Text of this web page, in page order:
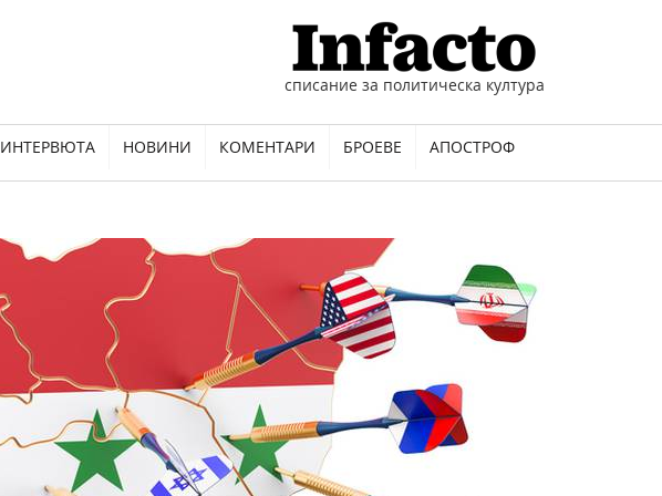
списание за политическа култура
ИНТЕРВЮТА НОВИНИ КОМЕНТАРИ БРОЕВЕ АПОСТРОФ